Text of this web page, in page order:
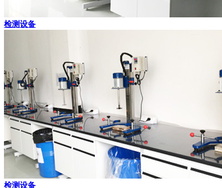
检测设备
检测设备